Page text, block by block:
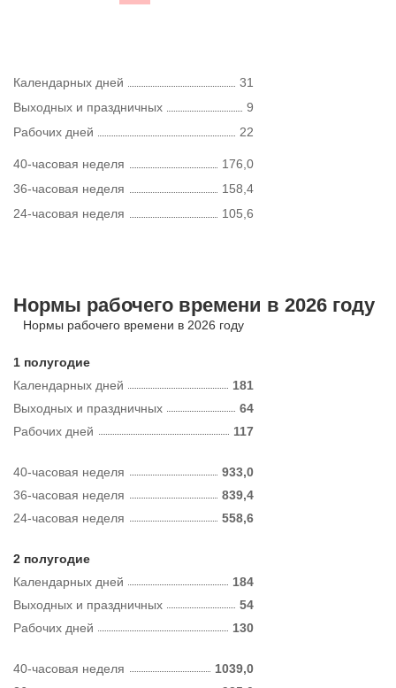
Календарных дней
31
Выходных и праздничных
9
Рабочих дней
22
40-часовая неделя
176,0
36-часовая неделя
158,4
24-часовая неделя
105,6
Нормы рабочего времени в 2026 году
Нормы рабочего времени в 2026 году
1 полугодие
Календарных дней
181
Рабочих дней 117
Выходных и праздничных 64
40-часовая неделя
933,0
36-часовая неделя
839,4
24-часовая неделя
558,6
2 полугодие
Календарных дней
184
Рабочих дней 130
Выходных и праздничных 54
40-часовая неделя
1039,0